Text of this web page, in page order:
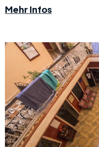
Mehr Infos